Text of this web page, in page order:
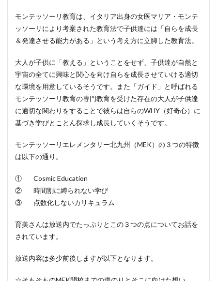
モンテッソーリ教育は、イタリア出身の女医マリア・モンテ
ッソーリにより考案された教育法で子供達には「自らを成長
＆発達させる能力がある」という考え方に立脚した教育法。
大人が子供に「教える」ということをせず、子供達が自然と
宇宙の全てに興味と関心を向け自らを成長させていける適切
な環境を用意しているそうです。また「ガイド」と呼ばれる
モンテッソーリ教育の専門教育を受けた存在の大人が子供達
に適切な関わりをすることで彼らは自らのWHY（好奇心）に
基づき学びとことん探求し成長していくそうです。
モンテッソーリエレメンタリー北九州（MEK）の３つの特徴
は以下の通り。
① Cosmic Education
② 時間割に縛られない学び
③ 点数化しないカリキュラム
育美さんは放送内でたっぷりとこの３つの点についてお話を
されています。
放送内容は多少前後しますが以下となります。